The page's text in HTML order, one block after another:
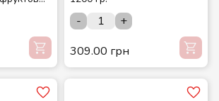
-
+
309.00 грн